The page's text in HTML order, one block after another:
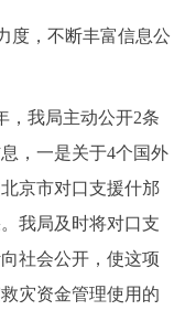
，不断丰富信息公
我局主动公开2条
，一是关于4个国外
京市对口支援什邡
我局及时将对口支
社会公开，使这项
灾资金管理使用的